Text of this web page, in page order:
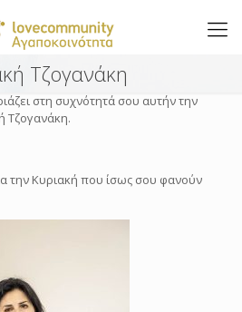
Τζογανάκη
στη συχνότητά σου αυτήν την
Τζογανάκη.
την Κυριακή που ίσως σου φανούν